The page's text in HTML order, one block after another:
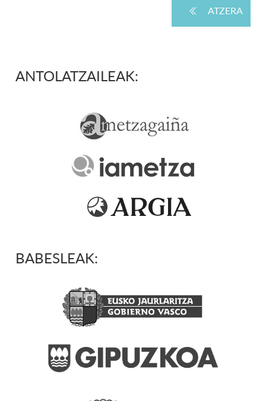
ATZERA
ANTOLATZAILEAK:
BABESLEAK: